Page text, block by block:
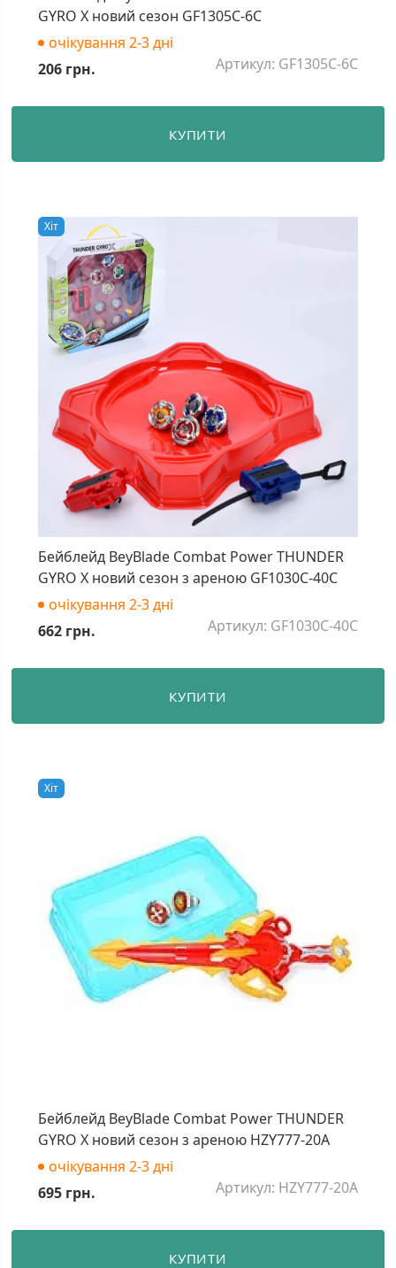
GYRO X новий сезон GF1305C-6C
очікування 2-3 дні
Артикул: GF1305C-6C
206 грн.
КУПИТИ
Хiт
Бейблейд BeyBlade Combat Power THUNDER
GYRO X новий сезон з ареною GF1030C-40C
очікування 2-3 дні
Артикул: GF1030C-40C
662 грн.
КУПИТИ
Хiт
Бейблейд BeyBlade Combat Power THUNDER
GYRO X новий сезон з ареною HZY777-20A
очікування 2-3 дні
Артикул: HZY777-20A
695 грн.
КУПИТИ